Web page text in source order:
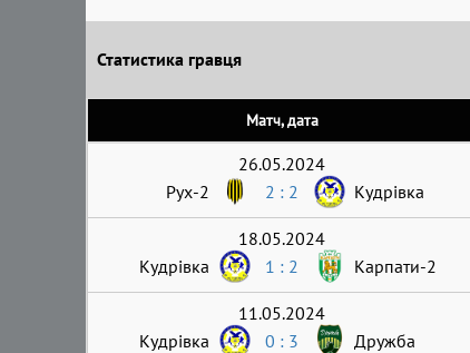
Статистика гравця
Матч, дата
26.05.2024
Рух-2
2 : 2 Кудрівка
18.05.2024
Кудрівка
1 : 2 Карпати-2
11.05.2024
Кудрівка
0 : 3 Дружба